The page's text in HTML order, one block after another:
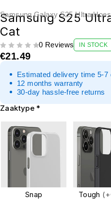
Samsung Galaxy S25 Ultra
Samsung S25
Cat
0 Reviews IN STOCK
€21.49
Estimated delivery time 5-7
12 months warranty
30-day hassle-free returns
Zaaktype *
Snap Tough